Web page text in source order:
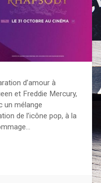
d’amour à
et Freddie Mercury,
un mélange
de l’icône pop, à la